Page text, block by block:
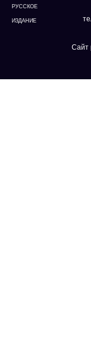
РУССКОЕ
ИЗДАНИЕ
Сайт